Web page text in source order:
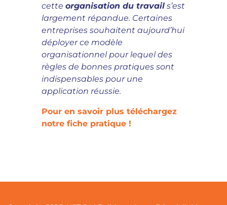
cetteorganisation du travail s’est
largement répandue. Certaines
entreprises souhaitent aujourd’hui
déployer ce modèle
organisationnel pour lequel des
règles de bonnes pratiques sont
indispensables pour une
application réussie.
Pour en savoir plus téléchargez
notre fiche pratique !